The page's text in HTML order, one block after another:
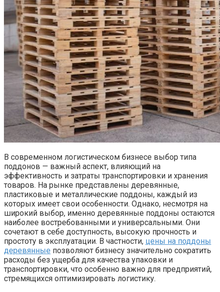
В современном логистическом бизнесе выбор типа
поддонов — важный аспект, влияющий на
эффективность и затраты транспортировки и хранения
товаров. На рынке представлены деревянные,
пластиковые и металлические поддоны, каждый из
которых имеет свои особенности. Однако, несмотря на
широкий выбор, именно деревянные поддоны остаются
наиболее востребованными и универсальными. Они
сочетают в себе доступность, высокую прочность и
простоту в эксплуатации. В частности, цены на поддоны
деревянные позволяют бизнесу значительно сократить
расходы без ущерба для качества упаковки и
транспортировки, что особенно важно для предприятий,
стремящихся оптимизировать логистику.